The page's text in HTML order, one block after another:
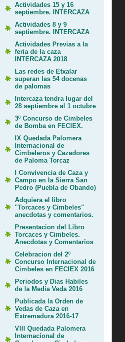
Actividades 15 y 16
septiembre. INTERCAZA
Actividades 8 y 9
septiembre. INTERCAZA
Actividades Previas a la
feria de la caza
INTERCAZA 2018
Las redes de Etxalar
superan las 54 docenas
de palomas
Intercaza tendra lugar del
28 septiembre al 1 octubre
3º Concurso de Cimbeles
de Bomba en FECIEX.
IX Quedada Palomera
Internacional de
Cimbeleros y Cazadores
de Paloma Torcaz
I Convivencia de Caza y
Campo en la Sierra San
Pedro (Puebla de Obando)
Adquiera el libro
"Torcaces y Cimbeles"
anecdotas y comentarios.
Presentacion del Libro
Torcaces y Cimbeles.
Anecdotas y Comentarios
Celebracion del 2º
Concurso Internacional de
Cimbeles en FECIEX 2016
Periodos y Dias Habiles
de la Media Veda 2016
Publicada la Orden de
Vedas de Caza en
Extremadura 2016-17
VIII Quedada Palomera
Internacional de